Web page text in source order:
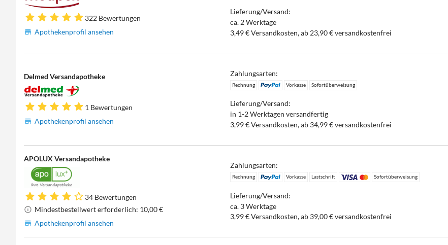
322 Bewertungen
Apothekenprofil ansehen
Lieferung/Versand:
ca. 2 Werktage
3,49 € Versandkosten, ab 23,90 € versandkostenfrei
Delmed Versandapotheke
1 Bewertungen
Apothekenprofil ansehen
Zahlungsarten:
Rechnung Vorkasse Sofortüberweisung
Lieferung/Versand:
in 1-2 Werktagen versandfertig
3,99 € Versandkosten, ab 34,99 € versandkostenfrei
APOLUX Versandapotheke
34 Bewertungen
Mindestbestellwert erforderlich: 10,00 €
Apothekenprofil ansehen
Zahlungsarten:
Rechnung Vorkasse Lastschrift Sofortüberweisung
Lieferung/Versand:
ca. 3 Werktage
3,99 € Versandkosten, ab 39,00 € versandkostenfrei